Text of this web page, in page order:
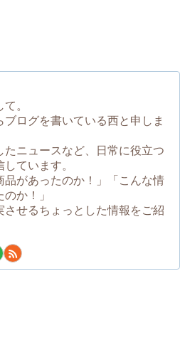
。
ブログを書いている西と申しま
たニュースなど、日常に役立つ
ています。
品があったのか！」「こんな情
か！」
させるちょっとした情報をご紹